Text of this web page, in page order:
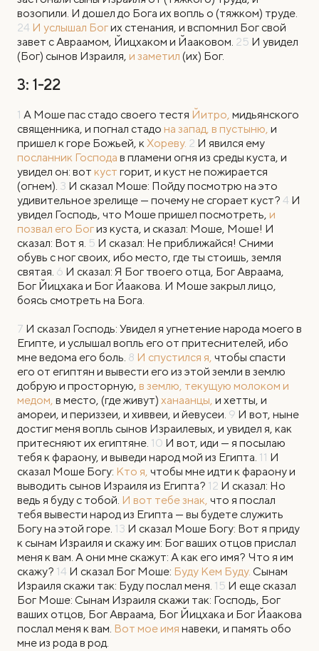
возопили. И дошел до Бога их вопль о (тяжком) труде.
24 И услышал Богих стенания, и вспомнил Бог свой
завет с Авраамом, Йицхаком и Йааковом. 25 И увидел
(Бог) сынов Израиля, и заметил (их) Бог.
3: 1-22
1 А Моше пас стадо своего тестя Йитро, мидьянского
священника, и погнал стадо на запад, в пустыню, и
пришел к горе Божьей, кХореву. 2 И явился ему
посланник Господа в пламени огня из среды куста, и
увидел он: вот куст горит, и куст не пожирается
(огнем). 3 И сказал Моше: Пойду посмотрю на это
удивительное зрелище — почему не сгорает куст? 4 И
увидел Господь, что Моше пришел посмотреть, и
позвал его Богиз куста, и сказал: Моше, Моше! И
сказал: Вот я. 5 И сказал: Не приближайся! Сними
обувь с ног своих, ибо место, где ты стоишь, земля
святая. 6 И сказал: Я Бог твоего отца, Бог Авраама,
Бог Йицхака и Бог Йаакова. И Моше закрыл лицо,
боясь смотреть на Бога.
7 И сказал Господь: Увидел я угнетение народа моего в
Египте, и услышал вопль его от притеснителей, ибо
мне ведома его боль. 8 И спустился я, чтобы спасти
его от египтян и вывести его из этой земли в землю
добрую и просторную, в землю, текущую молоком и
медом, в место, (где живут) ханаанцы, и хетты, и
амореи, и периззеи, и хиввеи, и йевусеи. 9 И вот, ныне
достиг меня вопль сынов Израилевых, и увидел я, как
притесняют их египтяне. 10 И вот, иди — я посылаю
тебя к фараону, и выведи народ мой из Египта. 11 И
сказал Моше Богу: Кто я, чтобы мне идти к фараону и
выводить сынов Израиля из Египта? 12 И сказал: Но
ведь я буду с тобой. И вот тебе знак, что я послал
тебя вывести народ из Египта — вы будете служить
Богу на этой горе. 13 И сказал Моше Богу: Вот я приду
к сынам Израиля и скажу им: Бог ваших отцов прислал
меня к вам. А они мне скажут: А как его имя? Что я им
скажу? 14 И сказал Бог Моше: Буду Кем Буду. Сынам
Израиля скажи так: Буду послал меня. 15 И еще сказал
Бог Моше: Сынам Израиля скажи так: Господь, Бог
ваших отцов, Бог Авраама, Бог Йицхака и Бог Йаакова
послал меня к вам. Вот мое имя навеки, и память обо
мне из рода в род.